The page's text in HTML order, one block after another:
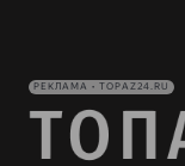
РЕКЛАМА • TOPAZ24.RU